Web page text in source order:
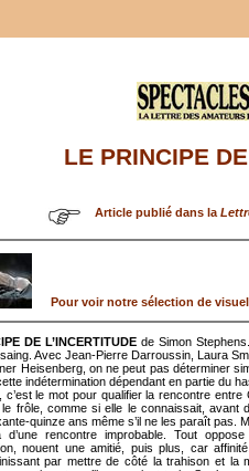
LE PRINCIPE
Article publié dans la
Pour voir notre sélection de
DE L’INCERTITUDE de Simon
Avec Jean-Pierre Darroussin, Laura
Heisenberg, on ne peut pas déterminer
indétermination dépendant en partie du
c’est le mot pour qualifier la rencontre
frôle, comme si elle le connaissait, avant
quinze ans même s’il ne les paraît pas.
d’une rencontre improbable. Tout
nouent une amitié, puis plus, car
par mettre de côté la trahison et